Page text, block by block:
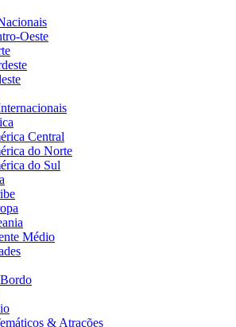
Oeste
Central
do Norte
do Sul
Médio
& Atrações